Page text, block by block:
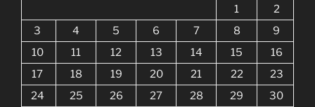
1
2
3
4 5 6 7 8
9
10
11 12 13 14 15
16
17
18 19 20 21 22
23
24
25 26 27 28 29
30